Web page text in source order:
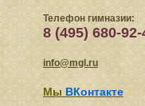
Телефон гимназии:
8 (495) 680-92-
info@mgl.ru
Мы ВКонтакте